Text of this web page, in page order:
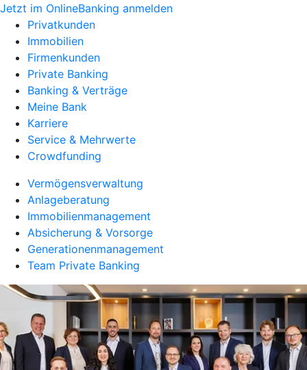
Jetzt im OnlineBanking anmelden
Privatkunden
Immobilien
Firmenkunden
Private Banking
Banking & Verträge
Meine Bank
Karriere
Service & Mehrwerte
Crowdfunding
Vermögensverwaltung
Anlageberatung
Immobilienmanagement
Absicherung & Vorsorge
Generationenmanagement
Team Private Banking